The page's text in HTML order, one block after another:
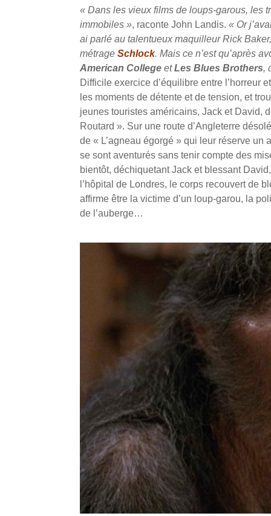
« Dans les vieux films de loups-garous, les
immobiles », raconte John Landis. « Or
ai parlé au talentueux maquilleur Rick
métrage Schlock. Mais ce n’est qu’après
American College etLes Blues Brothers,
Difficile exercice d’équilibre entre l’horreur
les moments de détente et de tension, et
jeunes touristes américains, Jack et David,
Routard ». Sur une route d’Angleterre
de « L’agneau égorgé » qui leur réserve
se sont aventurés sans tenir compte des
bientôt, déchiquetant Jack et blessant
l’hôpital de Londres, le corps recouvert de
affirme être la victime d’un loup-garou, la
de l’auberge…